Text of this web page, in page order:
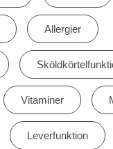
Allergier
Vitaminer
Leverfunktion